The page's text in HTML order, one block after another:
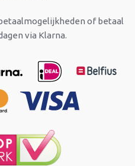
of betaal
via Klarna.